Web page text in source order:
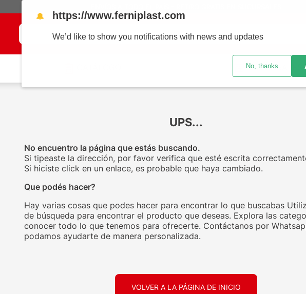
¿Qué estás buscando?
SUCURSALES
UPS...
No encuentro la página que estás buscando.
Si tipeaste la dirección, por favor verifica que esté escrita
Si hiciste click en un enlace, es probable que haya cambiado.
Que podés hacer?
Hay varias cosas que podes hacer para encontrar lo que buscabas
de búsqueda para encontrar el producto que deseas. Explora las
conocer todo lo que tenemos para ofrecerte. Contáctanos por
podamos ayudarte de manera personalizada.
VOLVER A LA PÁGINA DE INICIO
🔔 https://www.ferniplast.com
We’d like to show you notifications with news and updates
No, thanks